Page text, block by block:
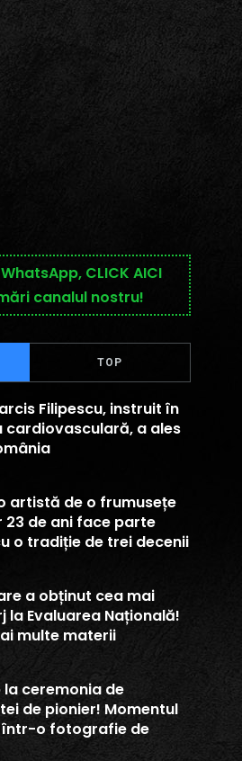
CLICK AICI
canalul nostru!
TOP
Filipescu, instruit în
cardiovasculară, a ales
artistă de o frumusețe
de ani face parte
o tradiție de trei decenii
a obținut cea mai
la Evaluarea Națională!
multe materii
ceremonia de
de pionier! Momentul
într-o fotografie de